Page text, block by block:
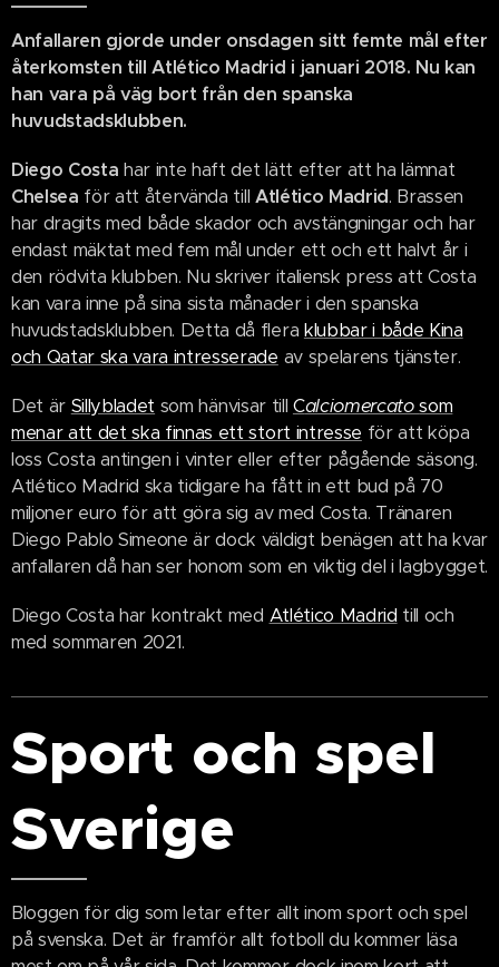
Anfallaren gjorde under onsdagen sitt femte mål efter
återkomsten till Atlético Madrid i januari 2018. Nu kan
han vara på väg bort från den spanska
huvudstadsklubben.
Diego Costa har inte haft det lätt efter att ha lämnat
Chelsea för att återvända till Atlético Madrid. Brassen
har dragits med både skador och avstängningar och har
endast mäktat med fem mål under ett och ett halvt år i
den rödvita klubben. Nu skriver italiensk press att Costa
kan vara inne på sina sista månader i den spanska
huvudstadsklubben. Detta då flera klubbar i både Kina
och Qatar ska vara intresserade av spelarens tjänster.
Det är Sillybladet som hänvisar till Calciomercatosom
menar att det ska finnas ett stort intresse för att köpa
loss Costa antingen i vinter eller efter pågående säsong.
Atlético Madrid ska tidigare ha fått in ett bud på 70
miljoner euro för att göra sig av med Costa. Tränaren
Diego Pablo Simeone är dock väldigt benägen att ha kvar
anfallaren då han ser honom som en viktig del i lagbygget.
Diego Costa har kontrakt med Atlético Madrid till och
med sommaren 2021.
Sport och spel
Sverige
Bloggen för dig som letar efter allt inom sport och spel
på svenska. Det är framför allt fotboll du kommer läsa